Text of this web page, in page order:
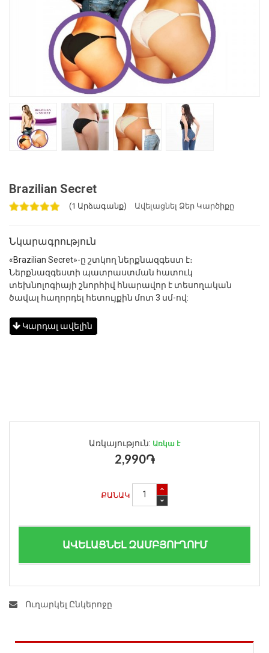
Brazilian Secret
(1 Արձագանք) Ավելացնել Ձեր Կարծիքը
Նկարագրություն
«Brazilian Secret»-ը շտկող ներքնազգեստ է։
Ներքնազգեստի պատրաստման հատուկ
տեխնոլոգիայի շնորհիվ հնարավոր է տեսողական
ծավալ հաղորդել հետույքին մոտ 3 սմ-ով:
Կարդալ ավելին
Առկայություն: Առկա է
2,990֏
ՔԱՆԱԿ
ԱՎԵԼԱՑՆԵԼ ԶԱՄԲՅՈՒՂՈՒՄ
Ուղարկել Ընկերոջը